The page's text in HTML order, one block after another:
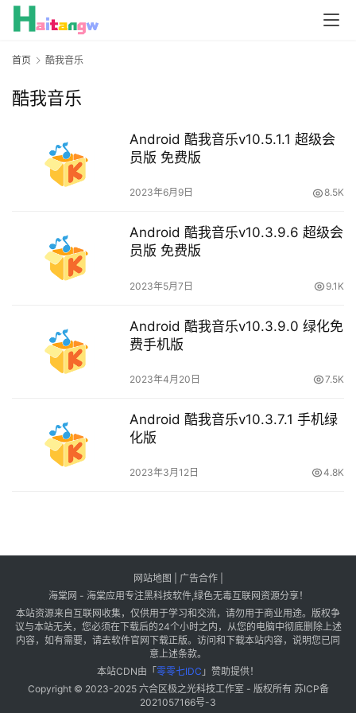
首页 酷我音乐
酷我音乐
Android 酷我音乐v10.5.1.1 超级会
员版 免费版
2023年6月9日 8.5K
Android 酷我音乐v10.3.9.6 超级会
员版 免费版
2023年5月7日 9.1K
Android 酷我音乐v10.3.9.0 绿化免
费手机版
2023年4月20日 7.5K
Android 酷我音乐v10.3.7.1 手机绿
化版
2023年3月12日 4.8K
网站地图 广告合作|
海棠网 - 海棠应用专注黑科技软件,绿色无毒互联网资源分享！
本站资源来自互联网收集，仅供用于学习和交流，请勿用于商业用途。版权争
议与本站无关，您必须在下载后的24个小时之内，从您的电脑中彻底删除上述
内容，如有需要，请去软件官网下载正版。访问和下载本站内容，说明您已同
意上述条款。
本站CDN由「 零零七IDC 」赞助提供！
Copyright © 2023-2025 六合区极之光科技工作室 - 版权所有 苏ICP备
2021057166号-3